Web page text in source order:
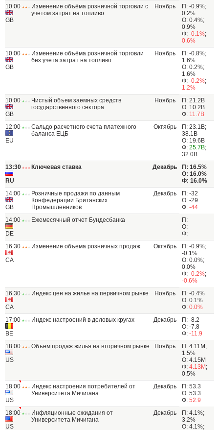
10:00
GB
Изменение объёма розничной торговли с
учетом затрат на топливо
Ноябрь
П: -0.9%;
0.2%
О: 0.4%;
0.9%
Ф: -0.1%;
0.6%
10:00
GB
Изменение объёма розничной торговли
без учета затрат на топливо
Ноябрь
П: -0.8%;
1.6%
О: 0.2%;
1.6%
Ф: -0.2%;
1.2%
10:00
GB
Чистый объем заемных средств
государственного сектора
Ноябрь
П: 21.2B
О: 10.2B
Ф: 11.7B
12:00
EU
Сальдо расчетного счета платежного
баланса ЕЦБ
Октябрь
П: 23.1B;
38.1B
О: 19.6B
Ф: 25.7B;
32.0B
13:30
RU
Ключевая ставка Декабрь
П: 16.5%
О: 16.0%
Ф: 16.0%
14:00
GB
Розничные продажи по данным
Конфедерации Британских
Промышленников
Декабрь
П: -32
О: -29
Ф: -44
14:00
DE
Ежемесячный отчет Бундесбанка
П:
О:
Ф:
16:30
CA
Изменение объема розничных продаж Октябрь
П: -0.9%;
-0.1%
О: 0.0%;
0.0%
Ф: -0.2%;
-0.6%
16:30
CA
Индекс цен на жилье на первичном рынке Ноябрь
П: -0.4%
О: 0.1%
Ф: 0.0%
17:00
BE
Индекс настроений в деловых кругах Декабрь
П: -8.2
О: -7.8
Ф: -11.9
18:00
US
Объем продаж жилья на вторичном рынке Ноябрь
П: 4.11M;
1.5%
О: 4.15M
Ф: 4.13M ;
0.5%
18:00
US
Индекс настроения потребителей от
Университета Мичигана
Декабрь
П: 53.3
О: 53.3
Ф: 52.9
18:00
US
Инфляционные ожидания от
Университета Мичигана
Декабрь
П: 4.1%;
3.2%
О: 4.1%;